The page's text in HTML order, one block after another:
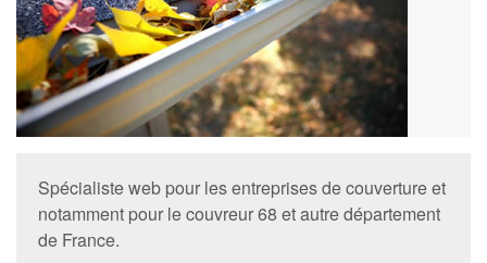
Spécialiste web pour les entreprises de couverture et
notamment pour lecouvreur 68 et autre département
de France.